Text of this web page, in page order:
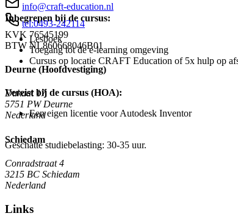
Inbegrepen bij de cursus:
Lesboek
Toegang tot de e-learning omgeving
Cursus op locatie CRAFT Education of 5x hulp op
Vereist bij de cursus (HOA):
Een eigen licentie voor Autodesk Inventor
Geschatte studiebelasting: 30-35 uur.
info@craft-education.nl
tel:0493-242114
KVK 76545199
BTW NL860668046B01
Deurne (Hoofdvestiging)
Dukaat 17
5751 PW Deurne
Nederland
Schiedam
Conradstraat 4
3215 BC Schiedam
Nederland
Links